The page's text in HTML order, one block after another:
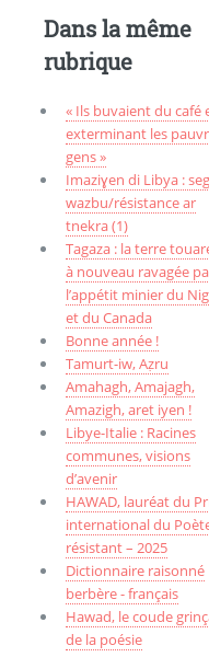
Dans la même
rubrique
« Ils buvaient du café
exterminant les
gens »
Imaziɣen di Libya : seg
wazbu/résistance ar
tnekra (1)
Tagaza : la terre
à nouveau ravagée
l’appétit minier du
et du Canada
Bonne année !
Tamurt-iw, Aẓru
Amahagh, Amajagh,
Amazigh, aret iyen !
Libye-Italie : Racines
communes, visions
d’avenir
HAWAD, lauréat du
international du
résistant – 2025
Dictionnaire raisonné
berbère - français
Hawad, le coude
de la poésie